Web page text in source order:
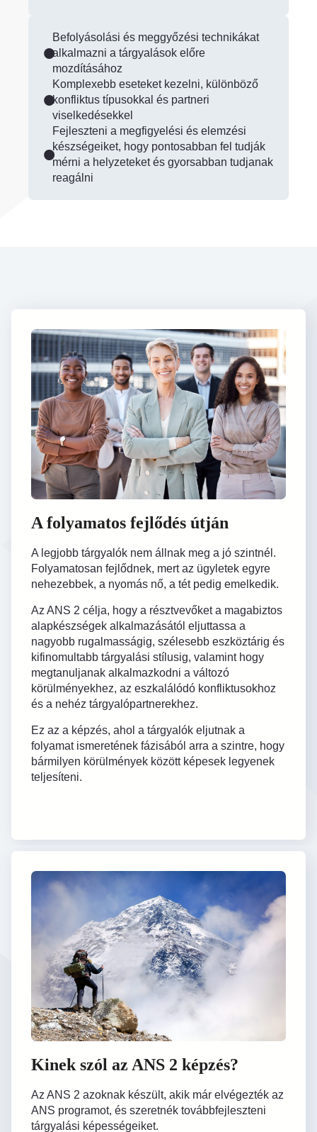
Befolyásolási és meggyőzési technikákat
alkalmazni a tárgyalások előre
mozdításához
Komplexebb eseteket kezelni, különböző
konfliktus típusokkal és partneri
viselkedésekkel
Fejleszteni a megfigyelési és elemzési
készségeiket, hogy pontosabban fel tudják
mérni a helyzeteket és gyorsabban tudjanak
reagálni
A folyamatos fejlődés útján
A legjobb tárgyalók nem állnak meg a jó szintnél.
Folyamatosan fejlődnek, mert az ügyletek egyre
nehezebbek, a nyomás nő, a tét pedig emelkedik.
Az ANS 2 célja, hogy a résztvevőket a magabiztos
alapkészségek alkalmazásától eljuttassa a
nagyobb rugalmasságig, szélesebb eszköztárig és
kifinomultabb tárgyalási stílusig, valamint hogy
megtanuljanak alkalmazkodni a változó
körülményekhez, az eszkalálódó konfliktusokhoz
és a nehéz tárgyalópartnerekhez.
Ez az a képzés, ahol a tárgyalók eljutnak a
folyamat ismeretének fázisából arra a szintre, hogy
bármilyen körülmények között képesek legyenek
teljesíteni.
Kinek szól az ANS 2 képzés?
Az ANS 2 azoknak készült, akik már elvégezték az
ANS programot, és szeretnék továbbfejleszteni
tárgyalási képességeiket.